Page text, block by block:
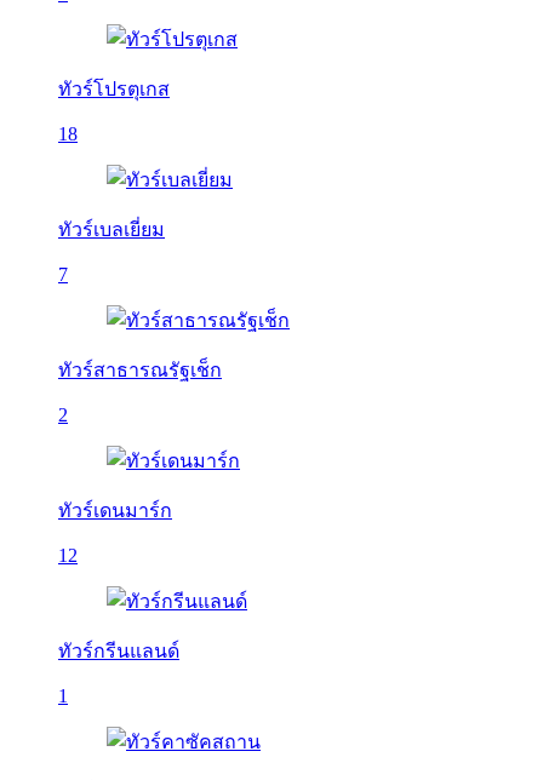
ทัวร์โปรตุเกส
18
ทัวร์เบลเยี่ยม
7
ทัวร์สาธารณรัฐเช็ก
2
ทัวร์เดนมาร์ก
12
ทัวร์กรีนแลนด์
1